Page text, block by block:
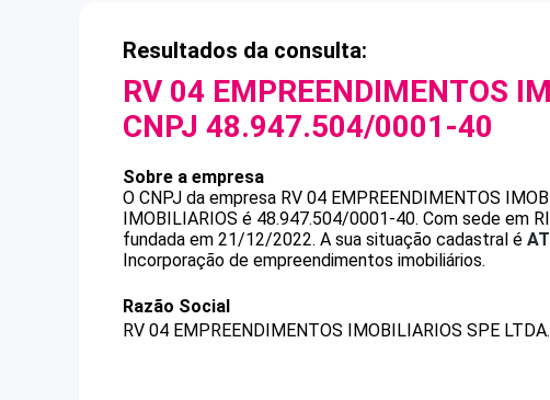
Resultados da consulta:
RV 04 EMPREENDIMENTOS
CNPJ 48.947.504/0001-40
Sobre a empresa
O CNPJ da empresa RV 04 EMPREENDIMENTOS
IMOBILIARIOS é 48.947.504/0001-40. Com sede em
fundada em 21/12/2022. A sua situação cadastral é
Incorporação de empreendimentos imobiliários.
Razão Social
RV 04 EMPREENDIMENTOS IMOBILIARIOS SPE LTDA.